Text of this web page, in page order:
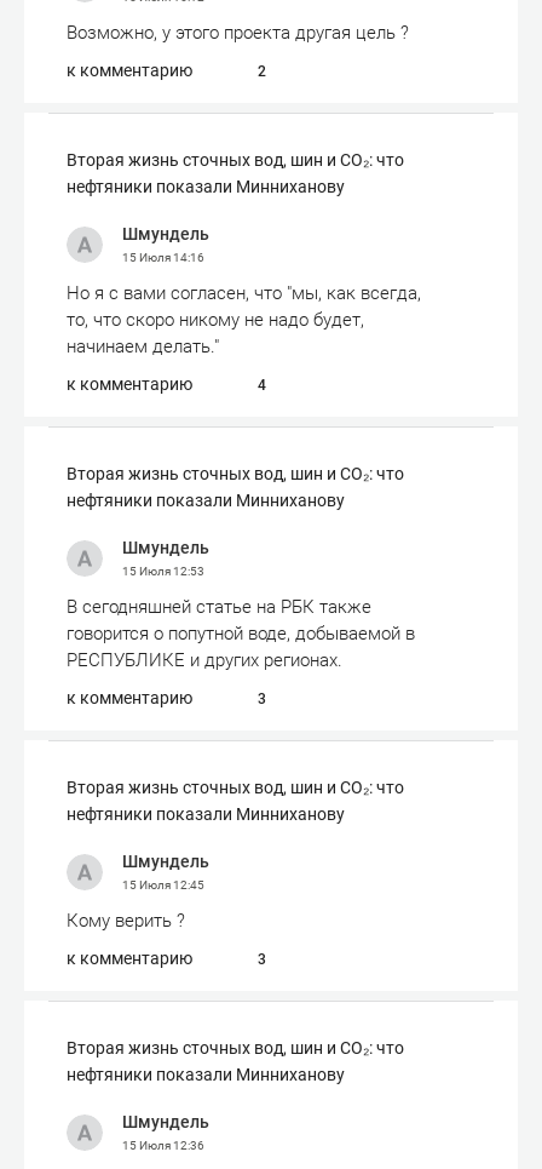
Возможно, у этого проекта другая цель ?
к комментарию 2
Вторая жизнь сточных вод, шин и СО₂: что
нефтяники показали Минниханову
Шмундель
15 Июля14:16
Но я с вами согласен, что "мы, как всегда,
то, что скоро никому не надо будет,
начинаем делать."
к комментарию 4
Вторая жизнь сточных вод, шин и СО₂: что
нефтяники показали Минниханову
Шмундель
15 Июля12:53
В сегодняшней статье на РБК также
говорится о попутной воде, добываемой в
РЕСПУБЛИКЕ и других регионах.
к комментарию 3
Вторая жизнь сточных вод, шин и СО₂: что
нефтяники показали Минниханову
Шмундель
15 Июля12:45
Кому верить ?
к комментарию 3
Вторая жизнь сточных вод, шин и СО₂: что
нефтяники показали Минниханову
Шмундель
15 Июля12:36